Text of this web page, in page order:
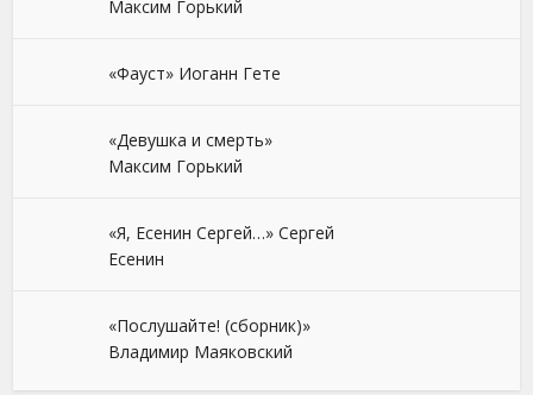
Максим Горький
«Фауст» Иоганн Гете
«Девушка и смерть»
Максим Горький
«Я, Есенин Сергей…» Сергей
Есенин
«Послушайте! (сборник)»
Владимир Маяковский